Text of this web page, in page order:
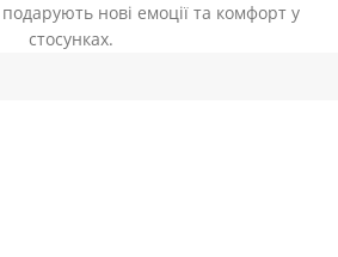
подарують нові емоції та комфорт у
стосунках.